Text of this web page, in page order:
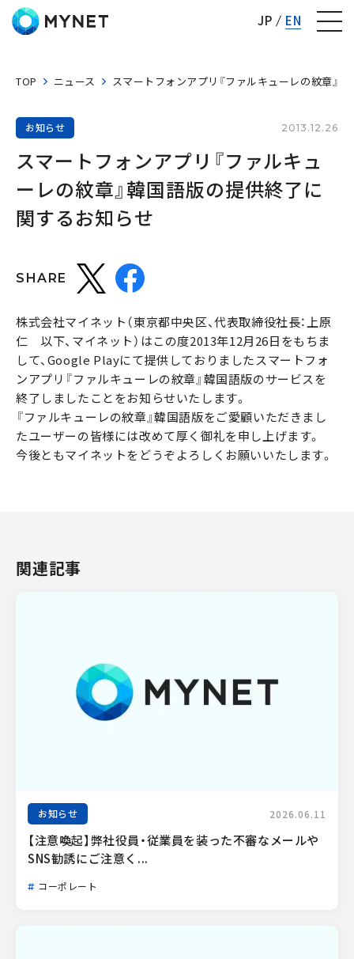
JP EN
TOP ニュース スマートフォンアプリ『ファルキューレの紋章』
お知らせ 2013.12.26
スマートフォンアプリ『ファルキュ
ーレの紋章』韓国語版の提供終了に
関するお知らせ
SHARE
株式会社マイネット（東京都中央区、代表取締役社長：上原
仁 以下、マイネット）はこの度2013年12月26日をもちま
して、Google Playにて提供しておりましたスマートフォ
ンアプリ『ファルキューレの紋章』韓国語版のサービスを
終了しましたことをお知らせいたします。
『ファルキューレの紋章』韓国語版をご愛顧いただきまし
たユーザーの皆様には改めて厚く御礼を申し上げます。
今後ともマイネットをどうぞよろしくお願いいたします。
関連記事
お知らせ 2026.06.11
【注意喚起】弊社役員・従業員を装った不審なメールや
SNS勧誘にご注意く...
コーポレート